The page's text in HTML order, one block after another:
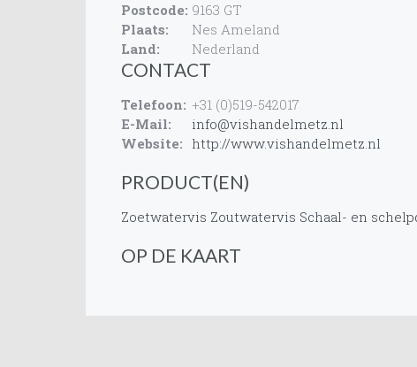
Postcode: 9163 GT
Plaats:
Nes Ameland
Land:
Nederland
CONTACT
Telefoon: +31 (0)519-542017
E-Mail:
info@vishandelmetz.nl
Website: http://www.vishandelmetz.nl
PRODUCT(EN)
Zoetwatervis Zoutwatervis Schaal- en
OP DE KAART